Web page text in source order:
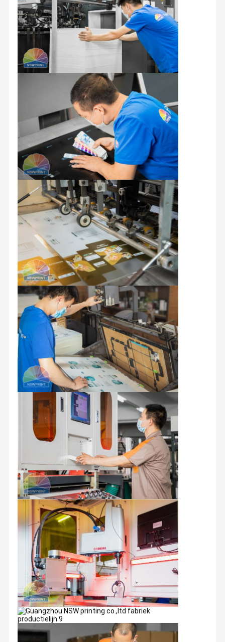
Thuis Producten Over Ons
Guangzhou NSWprint werd gevestigd in 1999, die aan de
productie van douane gedrukte document giftvakjes
wordt gewijd, stijve document vakjes, magnetische
sluitingsvakjes, ladedocument vakjes, document buizen, e-
plooide de fluit vakjes, gedrukte document zakken, en
andere document verpakkende producten.